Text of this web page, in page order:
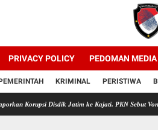
PRIVACY POLICY PEDOMAN
KRIMINAL PERISTIWA
Jatim ke Kajati. PKN Sebut Vonis Hudiyono,